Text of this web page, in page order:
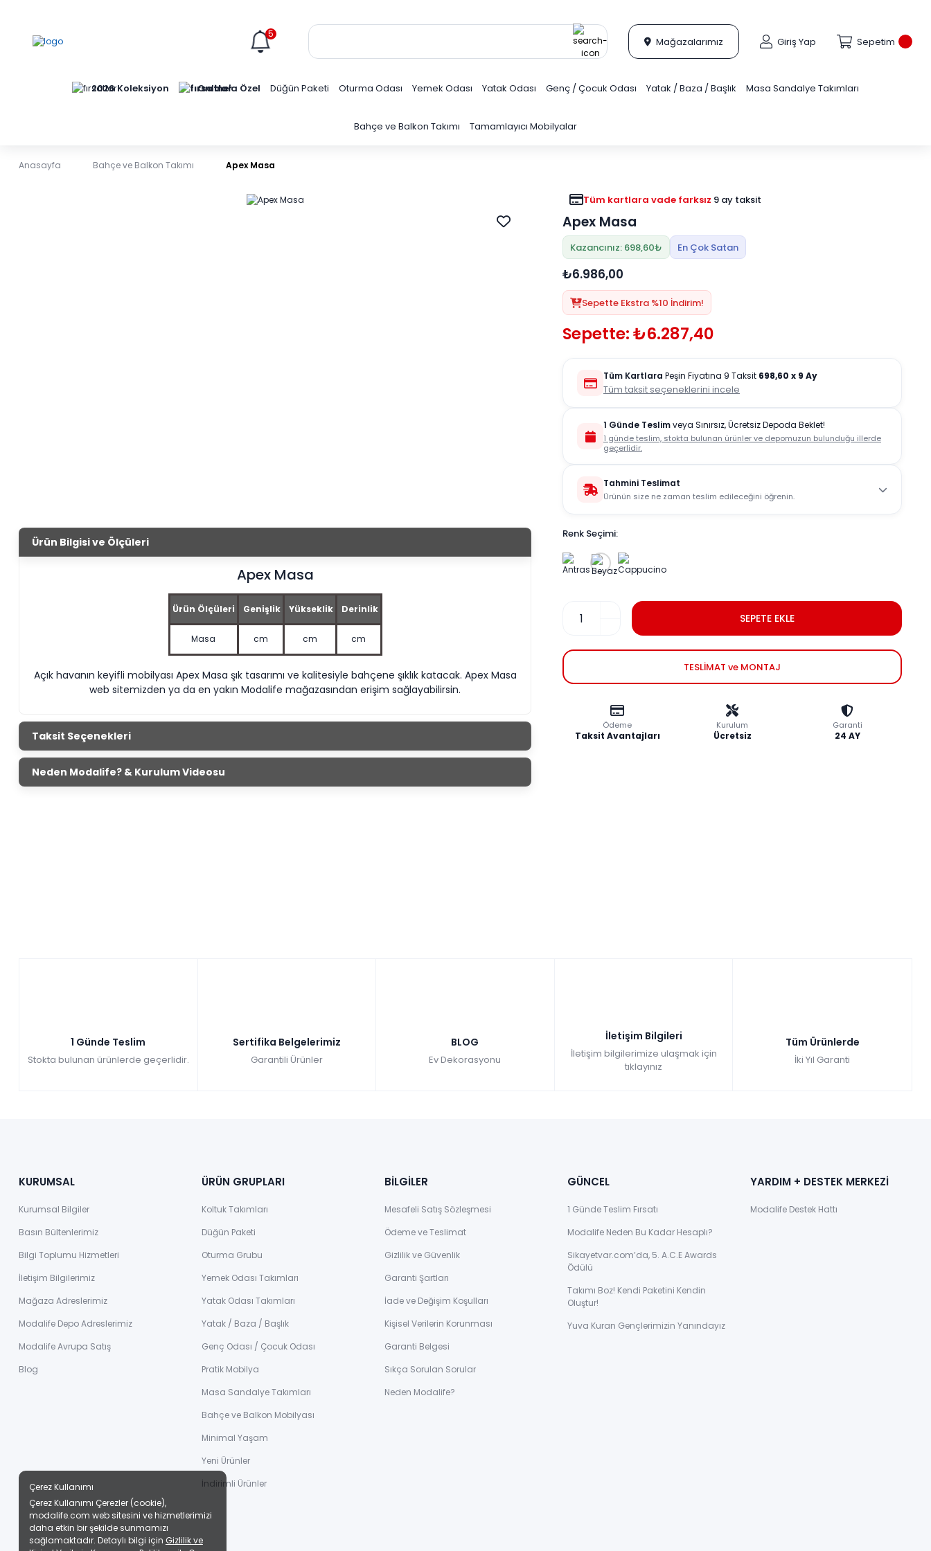
5
Mağazalarımız Giriş Yap Sepetim
2026 Koleksiyon Online'a Özel Düğün Paketi Oturma Odası Yemek Odası Yatak Odası Genç / Çocuk Odası Yatak / Baza / Başlık Masa Sandalye Takımları
Bahçe ve Balkon Takımı Tamamlayıcı Mobilyalar
Anasayfa Bahçe ve Balkon Takımı Apex Masa
Ürün Bilgisi ve Ölçüleri
Apex Masa
Ürün Ölçüleri Genişlik Yükseklik Derinlik
Masa cm cm cm
Açık havanın keyifli mobilyası Apex Masa şık tasarımı ve kalitesiyle bahçene şıklık katacak. Apex Masa
web sitemizden ya da en yakın Modalife mağazasından erişim sağlayabilirsin.
Taksit Seçenekleri
Neden Modalife? & Kurulum Videosu
Tüm kartlara vade farksız 9 ay taksit
Apex Masa
Kazancınız: 698,60₺ En Çok Satan
₺6.986,00
Sepette Ekstra %10 İndirim!
Sepette: ₺6.287,40
Tüm Kartlara Peşin Fiyatına 9 Taksit 698,60 x 9 Ay
Tüm taksit seçeneklerini incele
1 Günde Teslimveya Sınırsız, Ücretsiz Depoda Beklet!
1 günde teslim, stokta bulunan ürünler ve depomuzun bulunduğu illerde
geçerlidir.
Tahmini Teslimat
Ürünün size ne zaman teslim edileceğini öğrenin.
Renk Seçimi:
SEPETE EKLE
TESLİMAT ve MONTAJ
Ödeme
Taksit Avantajları
Kurulum
Ücretsiz
Garanti
24 AY
1 Günde Teslim
Stokta bulunan ürünlerde geçerlidir.
Sertifika Belgelerimiz
Garantili Ürünler
BLOG
Ev Dekorasyonu
İletişim Bilgileri
İletişim bilgilerimize ulaşmak için
tıklayınız
Tüm Ürünlerde
İki Yıl Garanti
KURUMSAL
Kurumsal Bilgiler
Basın Bültenlerimiz
Bilgi Toplumu Hizmetleri
İletişim Bilgilerimiz
Mağaza Adreslerimiz
Modalife Depo Adreslerimiz
Modalife Avrupa Satış
Blog
ÜRÜN GRUPLARI
Koltuk Takımları
Düğün Paketi
Oturma Grubu
Yemek Odası Takımları
Yatak Odası Takımları
Yatak / Baza / Başlık
Genç Odası / Çocuk Odası
Pratik Mobilya
Masa Sandalye Takımları
Bahçe ve Balkon Mobilyası
Minimal Yaşam
Yeni Ürünler
İndirimli Ürünler
BİLGİLER
Mesafeli Satış Sözleşmesi
Ödeme ve Teslimat
Gizlilik ve Güvenlik
Garanti Şartları
İade ve Değişim Koşulları
Kişisel Verilerin Korunması
Garanti Belgesi
Sıkça Sorulan Sorular
Neden Modalife?
GÜNCEL
1 Günde Teslim Fırsatı
Modalife Neden Bu Kadar Hesaplı?
Sikayetvar.com’da, 5. A.C.E Awards
Ödülü
Takımı Boz! Kendi Paketini Kendin
Oluştur!
Yuva Kuran Gençlerimizin Yanındayız
YARDIM + DESTEK MERKEZİ
Modalife Destek Hattı
Çerez Kullanımı
Çerez Kullanımı Çerezler (cookie),
modalife.com web sitesini ve hizmetlerimizi
daha etkin bir şekilde sunmamızı
sağlamaktadır. Detaylı bilgi için Gizlilik ve